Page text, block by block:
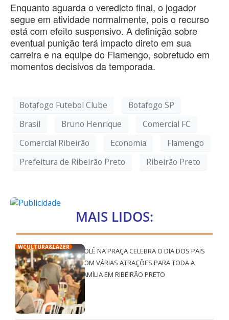
Enquanto aguarda o veredicto final, o jogador
segue em atividade normalmente, pois o recurso
está com efeito suspensivo. A definição sobre
eventual punição terá impacto direto em sua
carreira e na equipe do Flamengo, sobretudo em
momentos decisivos da temporada.
Botafogo Futebol Clube
Botafogo SP
Brasil
Bruno Henrique
Comercial FC
Comercial Ribeirão
Economia
Flamengo
Prefeitura de Ribeirão Preto
Ribeirão Preto
MAIS LIDOS:
WCULTURA&LAZER
ROLÊ NA PRAÇA CELEBRA O DIA DOS PAIS
COM VÁRIAS ATRAÇÕES PARA TODA A
FAMÍLIA EM RIBEIRÃO PRETO